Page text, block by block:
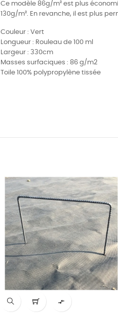
Ce modèle 86g/m² est plus
130g/m². En revanche, il est plus
Couleur : Vert
Longueur : Rouleau de 100 ml
Largeur : 330cm
Masses surfaciques : 86 g/m2
Toile 100% polypropylène tissée
